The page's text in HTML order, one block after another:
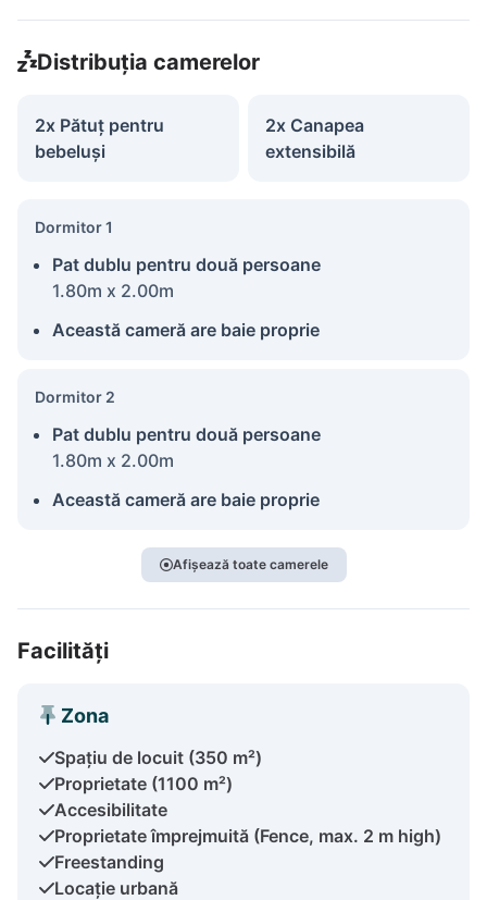
Distribuția camerelor
2x Pătuț pentru
bebeluși
2x Canapea
extensibilă
Dormitor 1
Pat dublu pentru două persoane
1.80m x 2.00m
Această cameră are baie proprie
Dormitor 2
Pat dublu pentru două persoane
1.80m x 2.00m
Această cameră are baie proprie
Afișează toate camerele
Facilități
Zona
Spațiu de locuit (350 m²)
Proprietate (1100 m²)
Accesibilitate
Proprietate împrejmuită (Fence, max. 2 m high)
Freestanding
Locație urbană